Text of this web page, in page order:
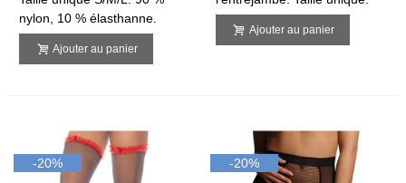
nylon, 10 % élasthanne.
Ajouter au panier
Ajouter au panier
-20% -20%